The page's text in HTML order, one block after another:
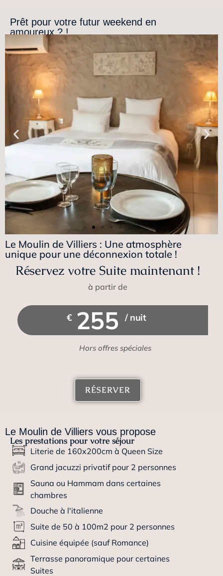
Prêt pour votre futur weekend en
amoureux ? !
Juste Toi & Moi
Une Suite de 90m2 à partir de
terrasse intimiste, cuisine
équipée
DÉCOUVRIR CETTE
Le Moulin de Villiers : Une atmosphère
unique pour une déconnexion totale !
Réservez votre Suite maintenant !
à partir de
€ 255 / nuit
Hors offres spéciales
RÉSERVER
Le Moulin de Villiers vous propose
Les prestations pour votre séjour
Literie de 160x200cm à Queen Size
Grand jacuzzi privatif pour 2 personnes
Sauna ou Hammam dans certaines
chambres
Douche à l'italienne
Suite de 50 à 100m2 pour 2 personnes
Cuisine équipée (sauf Romance)
Terrasse panoramique pour certaines
Suites